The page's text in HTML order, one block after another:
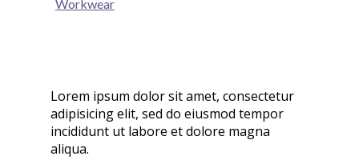
Workwear
Lorem ipsum dolor sit amet, consectetur
adipisicing elit, sed do eiusmod tempor
incididunt ut labore et dolore magna
aliqua.